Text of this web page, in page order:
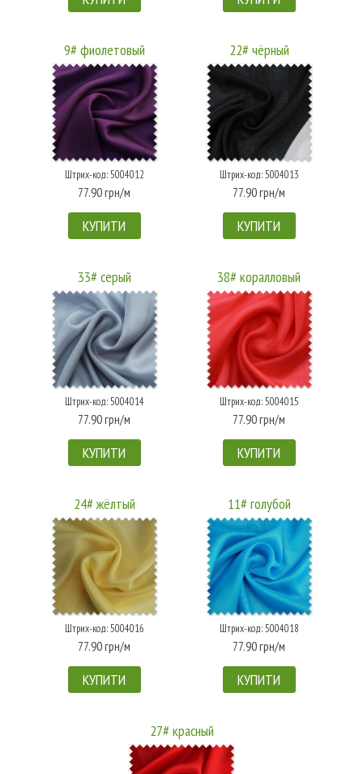
9# фиолетовый
Штрих-код: 5004012
77.90 грн/м
КУПИТИ
22# чёрный
Штрих-код: 5004013
77.90 грн/м
КУПИТИ
33# серый
Штрих-код: 5004014
77.90 грн/м
КУПИТИ
38# коралловый
Штрих-код: 5004015
77.90 грн/м
КУПИТИ
24# жёлтый
Штрих-код: 5004016
77.90 грн/м
КУПИТИ
11# голубой
Штрих-код: 5004018
77.90 грн/м
КУПИТИ
27# красный